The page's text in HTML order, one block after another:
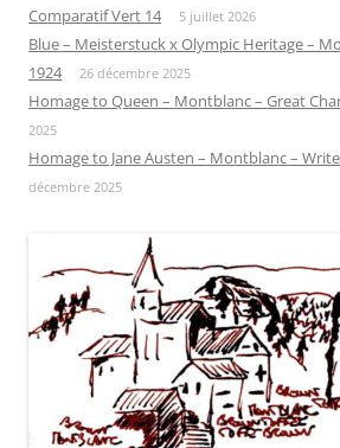
Comparatif Vert 14 5 juillet 2026
Blue – Meisterstuck x Olympic Heritage –
1924
26 décembre 2025
Homage to Queen – Montblanc – Great
2025
Homage to Jane Austen – Montblanc –
décembre 2025